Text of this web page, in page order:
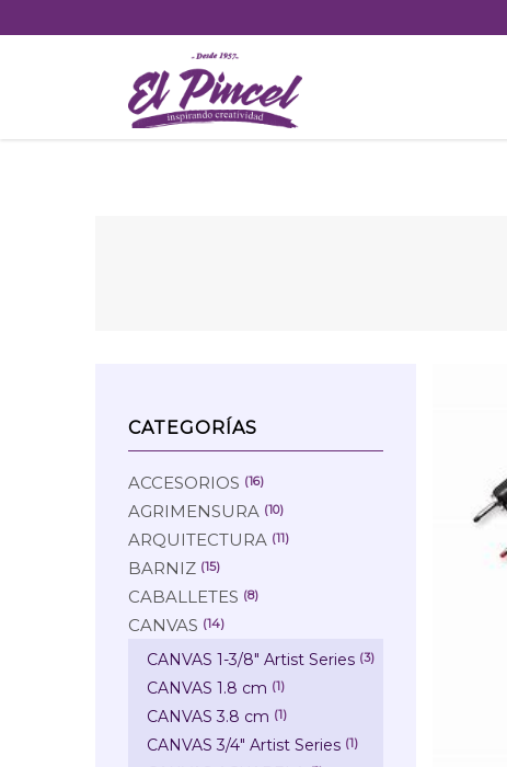
to
CATEGORÍAS
ACCESORIOS (16)
AGRIMENSURA (10)
ARQUITECTURA (11)
BARNIZ (15)
CABALLETES (8)
CANVAS (14)
CANVAS 1-3/8" Artist Series (3)
CANVAS 1.8 cm (1)
CANVAS 3.8 cm (1)
CANVAS 3/4" Artist Series (1)